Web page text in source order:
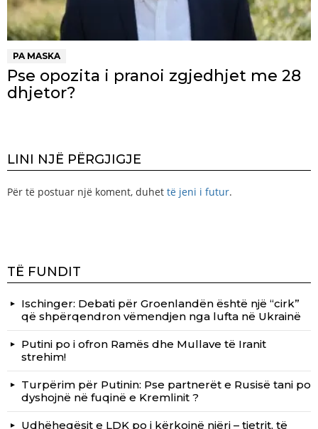
PA MASKA
Pse opozita i pranoi zgjedhjet me 28
dhjetor?
LINI NJË PËRGJIGJE
Për të postuar një koment, duhet të jeni i futur.
TË FUNDIT
Ischinger: Debati për Groenlandën është një “cirk”
që shpërqendron vëmendjen nga lufta në Ukrainë
Putini po i ofron Ramës dhe Mullave të Iranit
strehim!
Turpërim për Putinin: Pse partnerët e Rusisë tani po
dyshojnë në fuqinë e Kremlinit ?
Udhëheqësit e LDK po i kërkojnë njëri – tjetrit, të